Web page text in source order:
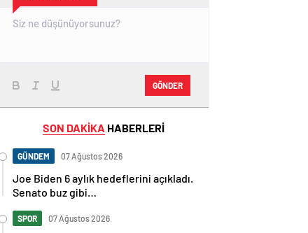
GÖNDER
SON DAKİKA HABERLERİ
GÜNDEM 07 Ağustos 2026
Joe Biden 6 aylık hedeflerini açıkladı.
Senato buz gibi…
SPOR 07 Ağustos 2026